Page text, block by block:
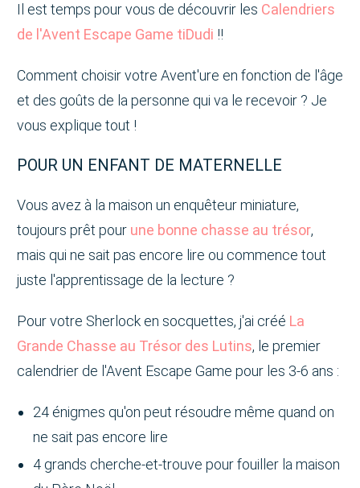
Il est temps pour vous de découvrir les Calendriers
de l'Avent Escape Game tiDudi !!
Comment choisir votre Avent'ure en fonction de l'âge
et des goûts de la personne qui va le recevoir ? Je
vous explique tout !
POUR UN ENFANT DE MATERNELLE
Vous avez à la maison un enquêteur miniature,
toujours prêt pour une bonne chasse au trésor,
mais qui ne sait pas encore lire ou commence tout
juste l'apprentissage de la lecture ?
Pour votre Sherlock en socquettes, j'ai créé La
Grande Chasse au Trésor des Lutins, le premier
calendrier de l'Avent Escape Game pour les 3-6 ans :
24 énigmes qu'on peut résoudre même quand on
ne sait pas encore lire
4 grands cherche-et-trouve pour fouiller la maison